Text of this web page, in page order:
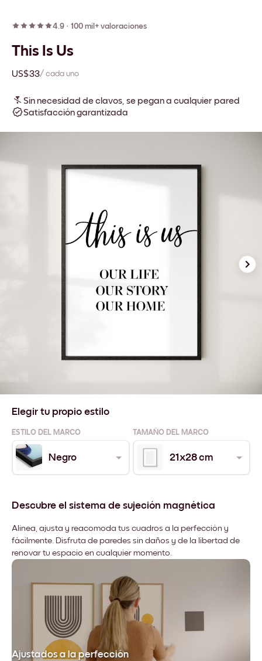
4.9 · 100 mil+ valoraciones
This Is Us
US$33/ cada uno
Sin necesidad de clavos, se pegan a cualquier pared
Satisfacción garantizada
Elegir tu propio estilo
ESTILO DEL MARCO TAMAÑO DEL MARCO
Negro 21x28 cm
Descubre el sistema de sujeción magnética
Alinea, ajusta y reacomoda tus cuadros a la perfección y
fácilmente. Disfruta de paredes sin daños y de la libertad de
renovar tu espacio en cualquier momento.
Ajustados a la perfección